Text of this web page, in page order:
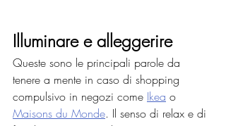
Illuminare e alleggerire
Queste sono le principali parole da
tenere a mente in caso di shopping
compulsivo in negozi come Ikea o
Maisons du Monde. Il senso di relax e di